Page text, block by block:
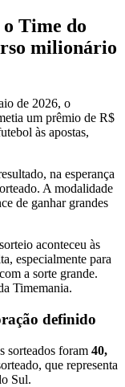
Time do
milionário
de 2026, o
um prêmio de R$
às apostas,
na esperança
A modalidade
de ganhar grandes
aconteceu às
especialmente para
a sorte grande.
Timemania.
definido
sorteados foram 40,
que representa
Sul.